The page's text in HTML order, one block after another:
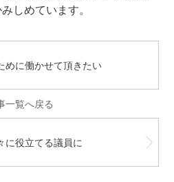
しめています。
めに働かせて頂きたい
一覧へ戻る
に役立てる議員に